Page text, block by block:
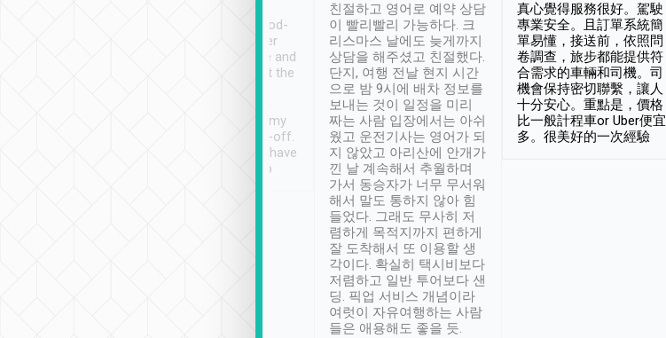
service, vehicles in good-
condition and the driver
service was awesome and
thoughtful. Driver went the
have safely arrived at my
destination after drop-off.
Definitely something I have
not seen elsewhere 👍
친절하고 영어로 예약 상담
이 빨리빨리 가능하다. 크
리스마스 날에도 늦게까지
상담을 해주셨고 친절했다.
단지, 여행 전날 현지 시간
으로 밤 9시에 배차 정보를
보내는 것이 일정을 미리
짜는 사람 입장에서는 아쉬
웠고 운전기사는 영어가 되
지 않았고 아리산에 안개가
낀 날 계속해서 추월하며
가서 동승자가 너무 무서워
해서 말도 통하지 않아 힘
들었다. 그래도 무사히 저
렴하게 목적지까지 편하게
잘 도착해서 또 이용할 생
각이다. 확실히 택시비보다
저렴하고 일반 투어보다 샌
딩. 픽업 서비스 개념이라
여럿이 자유여행하는 사람
들은 애용해도 좋을 듯.
真心覺得服務很好。駕駛
專業安全。且訂單系統簡
單易懂，接送前，依照問
卷調查，旅步都能提供符
合需求的車輛和司機。司
機會保持密切聯繫，讓人
十分安心。重點是，價格
比一般計程車or Uber便宜
多。很美好的一次經驗